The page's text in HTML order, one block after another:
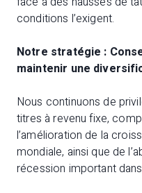
conditions l’exigent.
Notre stratégie :
maintenir une
Nous continuons de
titres à revenu fixe,
l’amélioration de la
mondiale, ainsi que de
récession important